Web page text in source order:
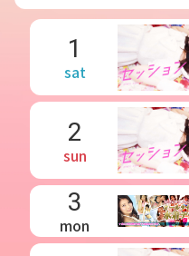
1
sat
2
sun
3
mon